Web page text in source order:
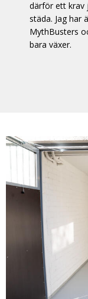
därför ett krav
städa. Jag har
MythBusters
bara växer.